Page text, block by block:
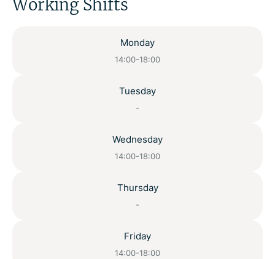
Working Shifts
Monday
14:00-18:00
Tuesday
-
Wednesday
14:00-18:00
Thursday
-
Friday
14:00-18:00